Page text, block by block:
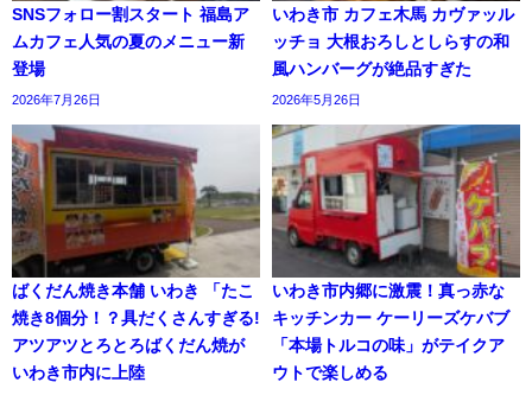
SNSフォロー割スタート 福島ア
ムカフェ人気の夏のメニュー新
登場
2026年7月26日
いわき市 カフェ木馬 カヴァッル
ッチョ 大根おろしとしらすの和
風ハンバーグが絶品すぎた
2026年5月26日
ばくだん焼き本舗 いわき 「たこ
焼き8個分！？具だくさんすぎる!
アツアツとろとろばくだん焼が
いわき市内に上陸
いわき市内郷に激震！真っ赤な
キッチンカー ケーリーズケバブ
「本場トルコの味」がテイクア
ウトで楽しめる